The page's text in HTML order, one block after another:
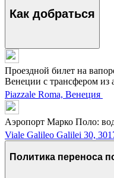
Как добраться
Проездной билет на
Венеции с трансфером из
Piazzale Roma, Венеция
Аэропорт Марко Поло:
Viale Galileo Galilei 30,
Политика переноса